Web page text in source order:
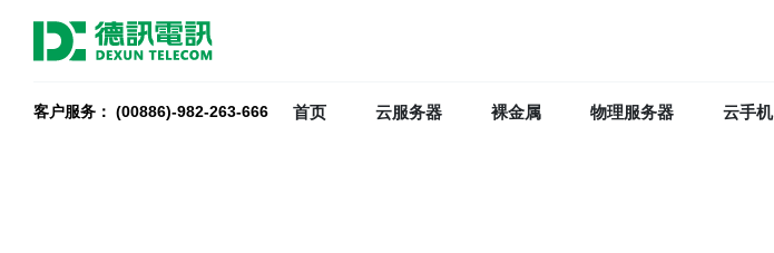
客户服务： (00886)-982-263-666 首页 云服务器 裸金属 物理服务器 云手机